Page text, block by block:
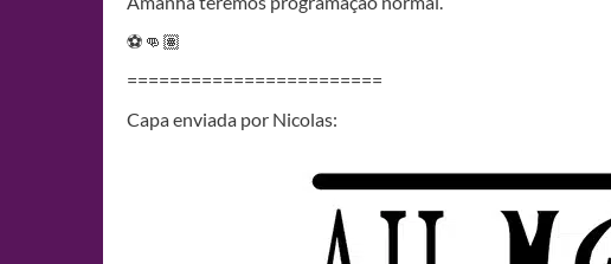
⚽👊🏽
========================
Capa enviada por Nicolas: